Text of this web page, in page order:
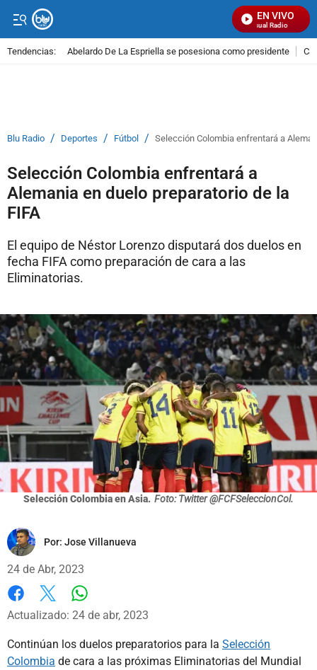
EN VIVO
Señal Visual Radio
Tendencias: Abelardo De La Espriella se posesiona como presidente
Blu Radio / Deportes / Fútbol / Selección Colombia enfrentará a
Selección Colombia enfrentará a
Alemania en duelo preparatorio de la
FIFA
El equipo de Néstor Lorenzo disputará dos duelos en
fecha FIFA como preparación de cara a las
Eliminatorias.
Selección Colombia en Asia. Foto: Twitter @FCFSeleccionCol.
Por: Jose Villanueva
24 de Abr, 2023
Facebook
X
Actualizado: 24 de abr, 2023
Continúan los duelos preparatorios para la Selección
Colombia de cara a las próximas Eliminatorias del Mundial